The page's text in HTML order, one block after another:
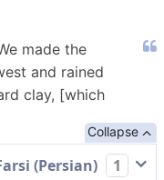
made the
and rained
clay, [which
Collapse
1